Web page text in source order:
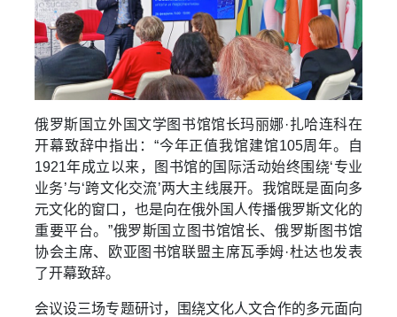
俄罗斯国立外国文学图书馆馆长玛丽娜·扎哈连科在
开幕致辞中指出：“今年正值我馆建馆105周年。自
1921年成立以来，图书馆的国际活动始终围绕‘专业
业务’与‘跨文化交流’两大主线展开。我馆既是面向多
元文化的窗口，也是向在俄外国人传播俄罗斯文化的
重要平台。”俄罗斯国立图书馆馆长、俄罗斯图书馆
协会主席、欧亚图书馆联盟主席瓦季姆·杜达也发表
了开幕致辞。
会议设三场专题研讨，围绕文化人文合作的多元面向